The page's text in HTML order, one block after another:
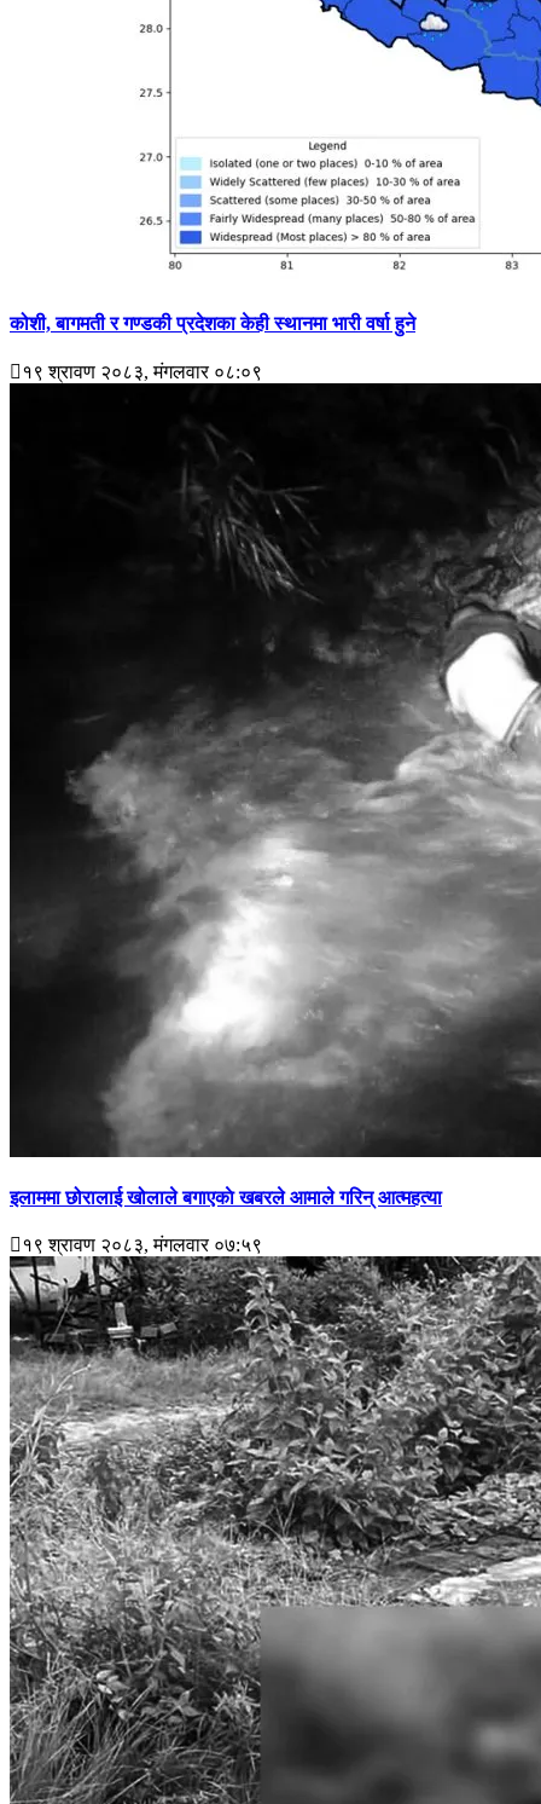
कोशी, बागमती र गण्डकी प्रदेशका केही स्थानमा भारी वर्षा हुने
१९ श्रावण २०८३, मंगलवार ०८:०९
इलाममा छोरालाई खोलाले बगाएकाे खबरले आमाले गरिन् आत्महत्या
१९ श्रावण २०८३, मंगलवार ०७:५९